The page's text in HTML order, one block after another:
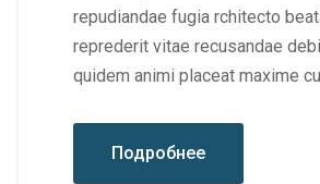
repudiandae fugia rchitecto
reprederit vitae recusandae
quidem animi placeat maxime
Подробнее